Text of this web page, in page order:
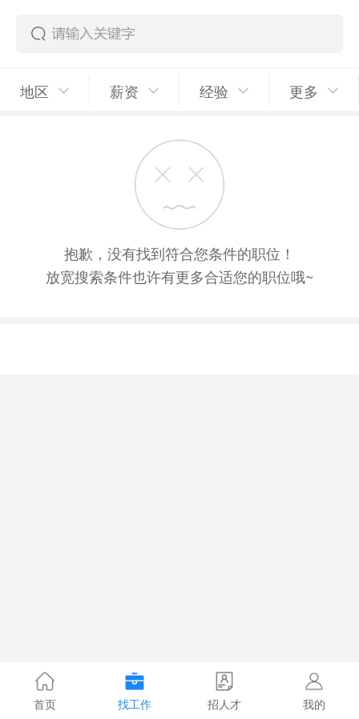
地区 薪资 经验 更多
抱歉，没有找到符合您条件的职位！
放宽搜索条件也许有更多合适您的职位哦~
首页 找工作 招人才 我的